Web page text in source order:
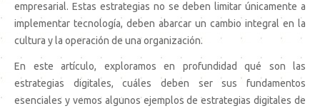
empresarial. Estas estrategias no se deben limitar únicamente a
implementar tecnología, deben abarcar un cambio integral en la
cultura y la operación de una organización.
En este artículo, exploramos en profundidad qué son las
estrategias digitales, cuáles deben ser sus fundamentos
esenciales y vemos algunos ejemplos de estrategias digitales de